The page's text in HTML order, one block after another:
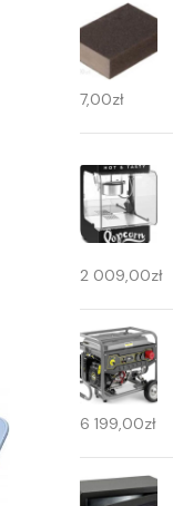
7,00zł
2 009,00zł
6 199,00zł